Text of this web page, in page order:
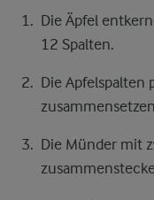
Die Äpfel
12 Spalten.
Die Apfelspalten
Die Münder mit